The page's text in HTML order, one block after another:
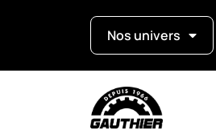
Nos univers